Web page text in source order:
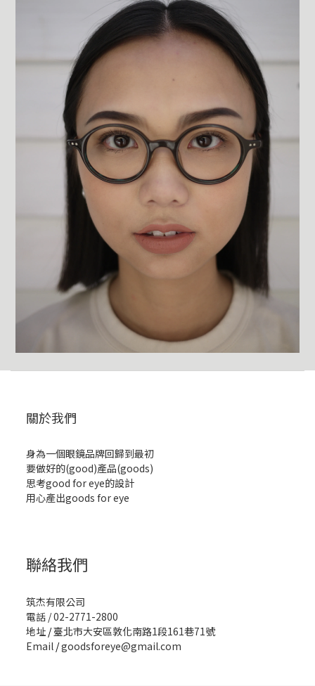
關於我們
身為一個眼鏡品牌回歸到最初
要做好的(good)產品(goods)
思考good for eye的設計
用心產出goods for eye
聯絡我們
筑杰有限公司
電話 / 02-2771-2800
地址 /臺北市大安區敦化南路1段161巷71號
Email /goodsforeye@gmail.com